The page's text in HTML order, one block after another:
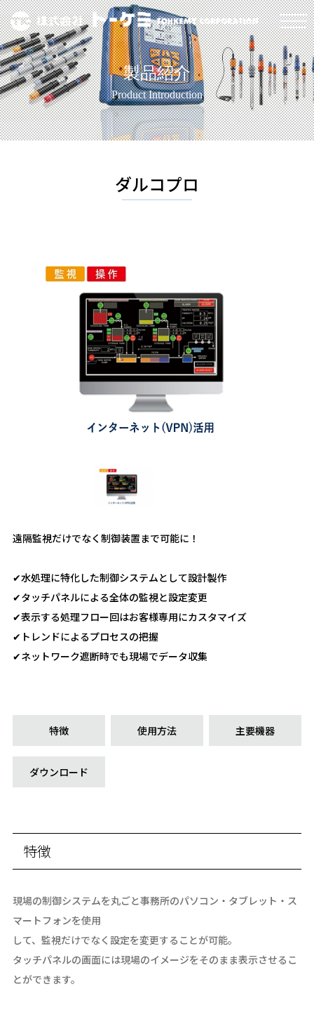
製品紹介
Product Introduction
ダルコプロ
遠隔監視だけでなく制御装置まで可能に！
✔水処理に特化した制御システムとして設計製作
✔タッチパネルによる全体の監視と設定変更
✔表示する処理フロー回はお客様専用にカスタマイズ
✔トレンドによるプロセスの把握
✔ネットワーク遮断時でも現場でデータ収集
特徴 使用方法 主要機器
ダウンロード
特徴
現場の制御システムを丸ごと事務所のパソコン・タブレット・ス
マートフォンを使用
して、監視だけでなく設定を変更することが可能。
タッチパネルの画面には現場のイメージをそのまま表示させるこ
とができます。